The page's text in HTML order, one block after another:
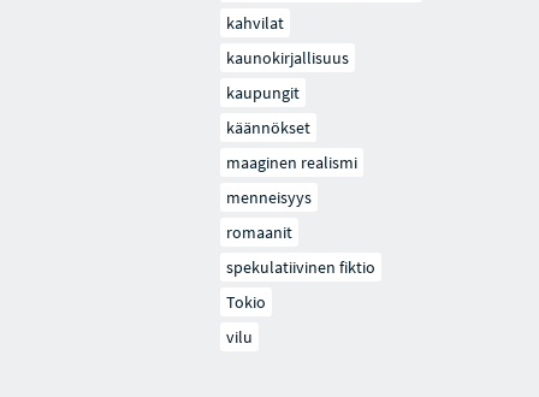
kahvilat
kaunokirjallisuus
kaupungit
käännökset
maaginen realismi
menneisyys
romaanit
spekulatiivinen fiktio
Tokio
vilu